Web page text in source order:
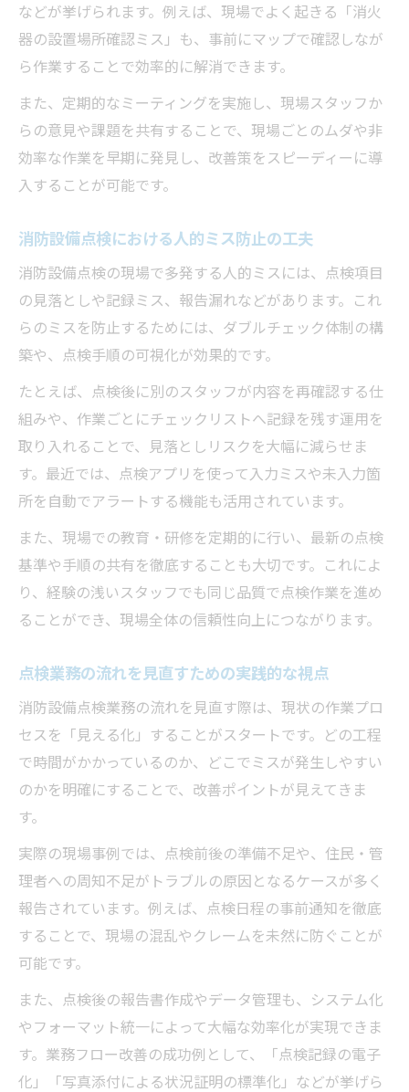
などが挙げられます。例えば、現場でよく起きる「消火
器の設置場所確認ミス」も、事前にマップで確認しなが
ら作業することで効率的に解消できます。
また、定期的なミーティングを実施し、現場スタッフか
らの意見や課題を共有することで、現場ごとのムダや非
効率な作業を早期に発見し、改善策をスピーディーに導
入することが可能です。
消防設備点検における人的ミス防止の工夫
消防設備点検の現場で多発する人的ミスには、点検項目
の見落としや記録ミス、報告漏れなどがあります。これ
らのミスを防止するためには、ダブルチェック体制の構
築や、点検手順の可視化が効果的です。
たとえば、点検後に別のスタッフが内容を再確認する仕
組みや、作業ごとにチェックリストへ記録を残す運用を
取り入れることで、見落としリスクを大幅に減らせま
す。最近では、点検アプリを使って入力ミスや未入力箇
所を自動でアラートする機能も活用されています。
また、現場での教育・研修を定期的に行い、最新の点検
基準や手順の共有を徹底することも大切です。これによ
り、経験の浅いスタッフでも同じ品質で点検作業を進め
ることができ、現場全体の信頼性向上につながります。
点検業務の流れを見直すための実践的な視点
消防設備点検業務の流れを見直す際は、現状の作業プロ
セスを「見える化」することがスタートです。どの工程
で時間がかかっているのか、どこでミスが発生しやすい
のかを明確にすることで、改善ポイントが見えてきま
す。
実際の現場事例では、点検前後の準備不足や、住民・管
理者への周知不足がトラブルの原因となるケースが多く
報告されています。例えば、点検日程の事前通知を徹底
することで、現場の混乱やクレームを未然に防ぐことが
可能です。
また、点検後の報告書作成やデータ管理も、システム化
やフォーマット統一によって大幅な効率化が実現できま
す。業務フロー改善の成功例として、「点検記録の電子
化」「写真添付による状況証明の標準化」などが挙げら